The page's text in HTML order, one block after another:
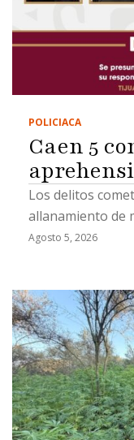
POLICIACA
Caen 5
Los delitos
allanamiento de
Agosto 5, 2026